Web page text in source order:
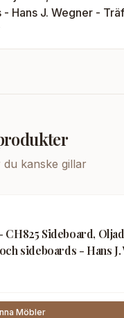
Hans J. Wegner -
du kanske gillar
CH825 Sideboard,
sideboards - Hans
Möbler